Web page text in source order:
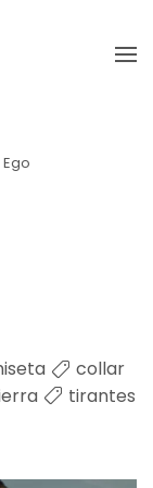
collar
tirantes